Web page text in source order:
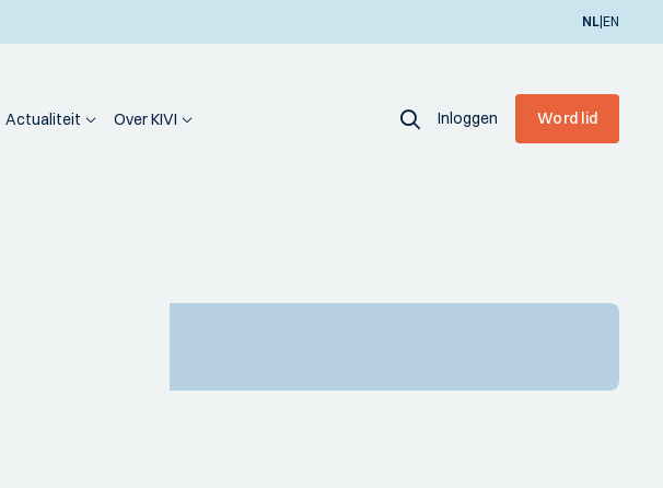
NL|EN
Actualiteit Over KIVI Inloggen Word lid